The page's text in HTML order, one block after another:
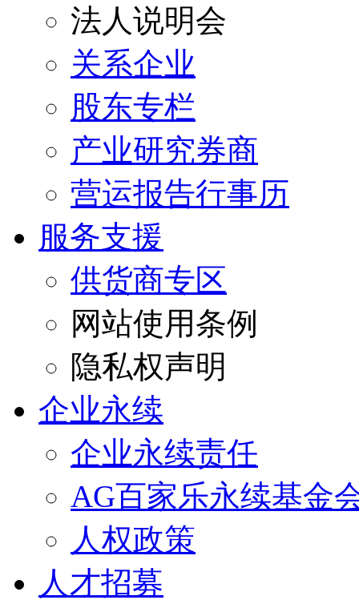
法人说明会
关系企业
股东专栏
产业研究券商
营运报告行事历
服务支援
供货商专区
网站使用条例
隐私权声明
企业永续
企业永续责任
AG百家乐永续基金
人权政策
人才招募